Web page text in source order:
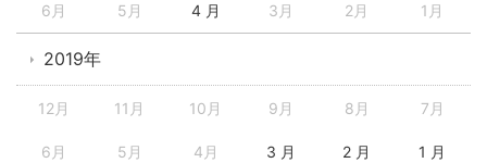
6月 5月 4 月 3月 2月 1月
2019年
12月 11月 10月 9月 8月 7月
6月 5月 4月 3 月 2 月 1 月